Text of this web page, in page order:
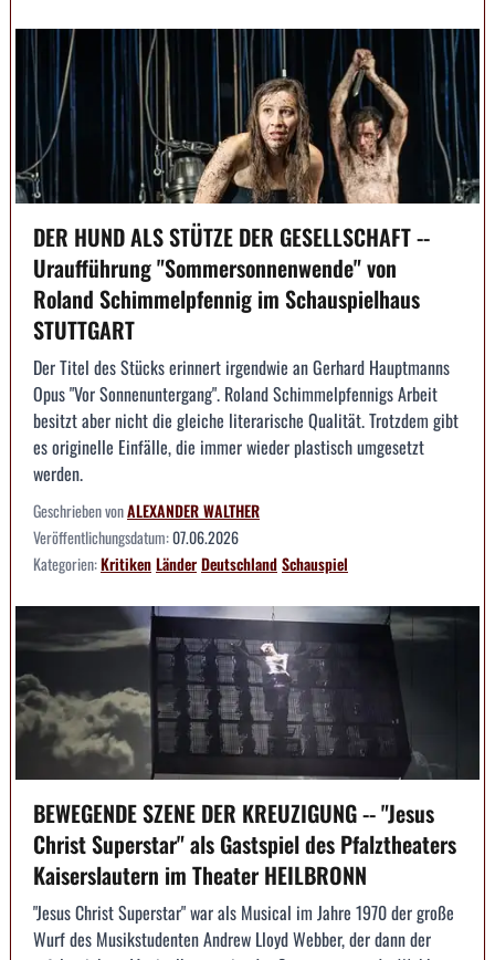
DER HUND ALS STÜTZE DER GESELLSCHAFT --
Uraufführung "Sommersonnenwende" von
Roland Schimmelpfennig im Schauspielhaus
STUTTGART
Der Titel des Stücks erinnert irgendwie an Gerhard Hauptmanns
Opus "Vor Sonnenuntergang". Roland Schimmelpfennigs Arbeit
besitzt aber nicht die gleiche literarische Qualität. Trotzdem gibt
es originelle Einfälle, die immer wieder plastisch umgesetzt
werden.
Geschrieben vonALEXANDER WALTHER
Veröffentlichungsdatum:07.06.2026
Kategorien:KritikenLänderDeutschlandSchauspiel
BEWEGENDE SZENE DER KREUZIGUNG -- "Jesus
Christ Superstar" als Gastspiel des Pfalztheaters
Kaiserslautern im Theater HEILBRONN
"Jesus Christ Superstar" war als Musical im Jahre 1970 der große
Wurf des Musikstudenten Andrew Lloyd Webber, der dann der